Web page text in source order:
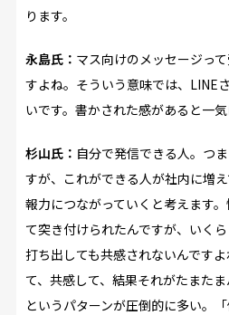
ります。
永島氏： マス向けのメッセージっ
すよね。そういう意味では、LINE
いです。書かされた感があると一
杉山氏： 自分で発信できる人。つ
すが、これができる人が社内に増
報力につながっていくと考えます
て突き付けられたんですが、いく
打ち出しても共感されないんです
て、共感して、結果それがたまたま
というパターンが圧倒的に多い。